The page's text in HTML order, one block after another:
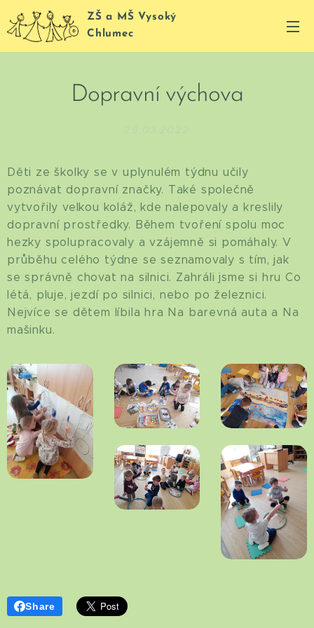
ZŠ a MŠ Vysoký
Chlumec
Dopravní výchova
Děti ze školky se v uplynulém týdnu učily
poznávat dopravní značky. Také společně
vytvořily velkou koláž, kde nalepovaly a kreslily
dopravní prostředky. Během tvoření spolu moc
hezky spolupracovaly a vzájemně si pomáhaly. V
průběhu celého týdne se seznamovaly s tím, jak
se správně chovat na silnici. Zahráli jsme si hru Co
létá, pluje, jezdí po silnici, nebo po železnici.
Nejvíce se dětem líbila hra Na barevná auta a Na
mašinku.
Share